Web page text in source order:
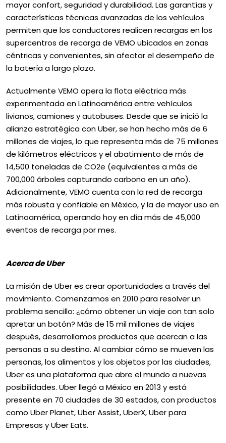
mayor confort, seguridad y durabilidad. Las garantías y
características técnicas avanzadas de los vehículos
permiten que los conductores realicen recargas en los
supercentros de recarga de VEMO ubicados en zonas
céntricas y convenientes, sin afectar el desempeño de
la batería a largo plazo.
Actualmente VEMO opera la flota eléctrica más
experimentada en Latinoamérica entre vehículos
livianos, camiones y autobuses. Desde que se inició la
alianza estratégica con Uber, se han hecho más de 6
millones de viajes, lo que representa más de 75 millones
de kilómetros eléctricos y el abatimiento de más de
14,500 toneladas de CO2e (equivalentes a más de
700,000 árboles capturando carbono en un año).
Adicionalmente, VEMO cuenta con la red de recarga
más robusta y confiable en México, y la de mayor uso en
Latinoamérica, operando hoy en día más de 45,000
eventos de recarga por mes.
Acerca de Uber
La misión de Uber es crear oportunidades a través del
movimiento. Comenzamos en 2010 para resolver un
problema sencillo: ¿cómo obtener un viaje con tan solo
apretar un botón? Más de 15 mil millones de viajes
después, desarrollamos productos que acercan a las
personas a su destino. Al cambiar cómo se mueven las
personas, los alimentos y los objetos por las ciudades,
Uber es una plataforma que abre el mundo a nuevas
posibilidades. Uber llegó a México en 2013 y está
presente en 70 ciudades de 30 estados, con productos
como Uber Planet, Uber Assist, UberX, Uber para
Empresas y Uber Eats.